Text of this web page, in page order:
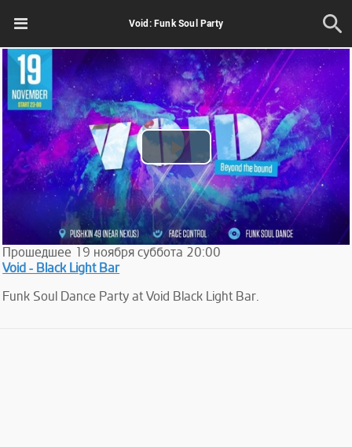
Void: Funk Soul Party
Play
Video
Прошедшее 19 ноября суббота 20:00
Void - Black Light Bar
Funk Soul Dance Party at Void Black Light Bar.